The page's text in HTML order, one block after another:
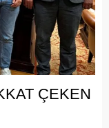
ÇEKEN